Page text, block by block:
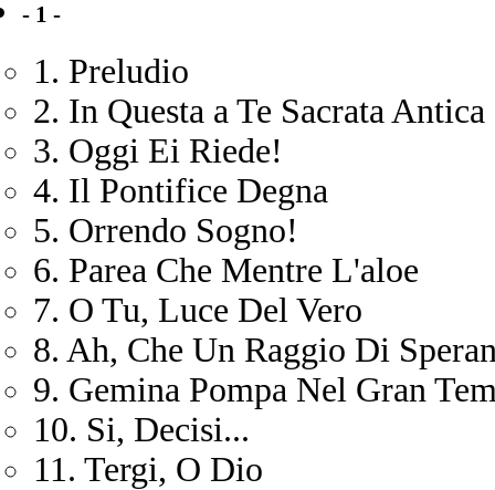
- 1 -
1. Preludio
2. In Questa a Te Sacrata Antica
3. Oggi Ei Riede!
4. Il Pontifice Degna
5. Orrendo Sogno!
6. Parea Che Mentre L'aloe
7. O Tu, Luce Del Vero
8. Ah, Che Un Raggio Di
9. Gemina Pompa Nel Gran
10. Si, Decisi...
11. Tergi, O Dio